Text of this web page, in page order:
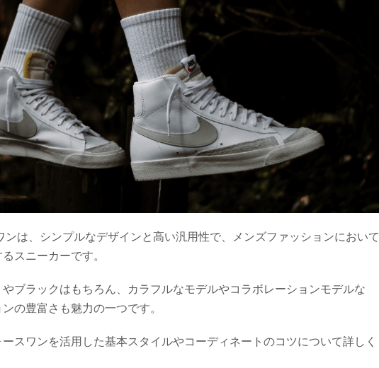
ンは、シンプルなデザインと高い汎用性で、メンズファッションにおいて
スニーカーです。
ブラックはもちろん、カラフルなモデルやコラボレーションモデルな
の豊富さも魅力の一つです。
スワンを活用した基本スタイルやコーディネートのコツについて詳しく